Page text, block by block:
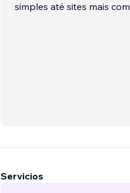
simples até sites mais
Servicios